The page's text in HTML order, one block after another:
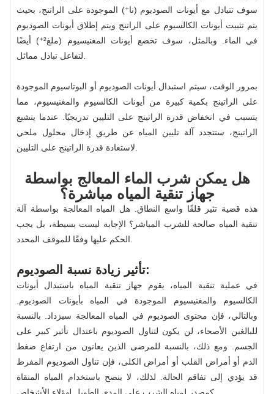
سوف تتبادل مع أيونات الصوديوم (نا⁺) الموجودة على الراتنج، بحيث
يتم تثبيت أيونات الكالسيوم على الراتنج ويتم إطلاق أيونات الصوديوم
في الماء. وبالمثل، سوف تخضع أيونات المغنيسيوم (ملغ²⁺) أيضًا
بمرور الوقت، سيتم استبدال أيونات الصوديوم أو البوتاسيوم الموجودة
على الراتينج بكمية كبيرة من أيونات الكالسيوم والمغنيسيوم، مما
يتسبب في انخفاض قدرة الراتينج على التليين تدريجيًا. عندما يتشبع
الراتينج، ستتجدد آلة تليين المياه عن طريق إدخال محلول ملحي
هل يمكن شرب الماء المعالج بواسطة
جهاز تنقية المياه مباشرة؟
هذه قضية تثير قلقًا واسع النطاق. هل المياه المعالجة بواسطة آلة
تنقية المياه صالحة للشرب المباشر؟ الإجابة ليست بسيطة، بل يجب
تأثير زيادة نسبة الصوديوم:
في عملية تنقية المياه، يقوم جهاز تنقية المياه باستبدال أيونات
الكالسيوم والمغنيسيوم الموجودة في المياه بأيونات الصوديوم.
وبالتالي، فإن محتوى الصوديوم في المياه المعالجة سيزداد. بالنسبة
للبالغين الأصحاء، لن يكون لتناول الصوديوم باعتدال تأثير كبير على
الجسم. ومع ذلك، بالنسبة للمرضى الذين يعانون من ارتفاع ضغط
الدم أو أمراض القلب أو أمراض الكلى، فإن تناول الصوديوم المفرط
قد يؤدي إلى تفاقم الحالة. لذلك، لا ينصح باستخدام المياه المنقاة